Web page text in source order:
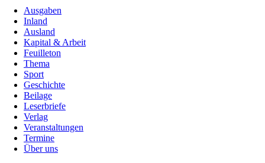
Ausgaben
Inland
Ausland
Kapital & Arbeit
Feuilleton
Thema
Sport
Geschichte
Beilage
Leserbriefe
Verlag
Veranstaltungen
Termine
Über uns